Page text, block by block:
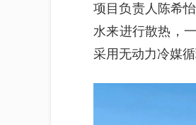
项目负责人陈希
水来进行散热，
采用无动力冷媒